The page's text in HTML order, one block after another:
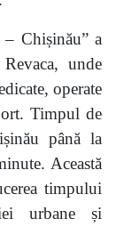
Chișinău” a
unde
operate
Timpul de
până la
Această
timpului
urbane și